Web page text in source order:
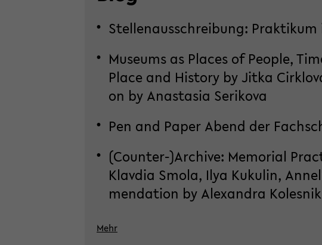
Stel­len­aus­schrei­bung:
Mu­se­ums as Places of Peop­le,
Place and His­to­ry by Jitka
on by Ana­sta­sia Se­ri­ko­va
Pen and Paper Abend der
(Counter-​)Ar­chi­ve: Me­mo­ri­al
Klav­dia Smola, Ilya Ku­ku­lin,
men­da­ti­on by Alex­an­dra Ko­les­nik
Mehr